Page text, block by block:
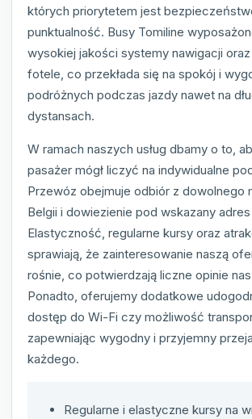
których priorytetem jest
punktualność. Busy Tomiline
wysokiej jakości systemy nawigacji
fotele, co przekłada się na spokój i
podróżnych podczas jazdy nawet na
dystansach.
W ramach naszych usług dbamy o to,
pasażer mógł liczyć na indywidualne
Przewóz obejmuje odbiór z dowolnego
Belgii i dowiezienie pod wskazany
Elastyczność, regularne kursy oraz
sprawiają, że zainteresowanie naszą
rośnie, co potwierdzają liczne opinie
Ponadto, oferujemy dodatkowe
dostęp do Wi-Fi czy możliwość
zapewniając wygodny i przyjemny
każdego.
Regularne i elastyczne kursy na